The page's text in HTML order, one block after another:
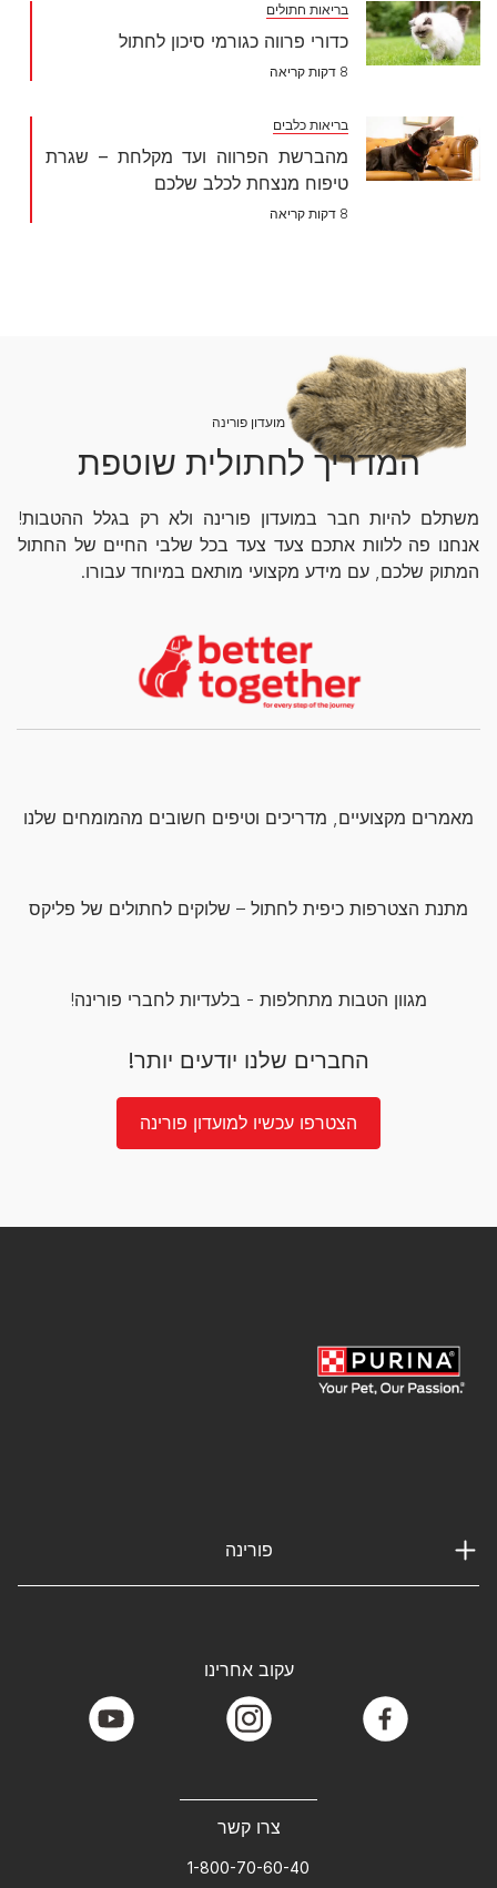
בריאות חתולים
כדורי פרווה כגורמי סיכון לחתול
8 דקות קריאה
בריאות כלבים
מהברשת הפרווה ועד מקלחת – שגרת
טיפוח מנצחת לכלב שלכם
8 דקות קריאה
מועדון פורינה
המדריך לחתולית שוטפת
משתלם להיות חבר במועדון פורינה ולא רק בגלל ההטבות!
אנחנו פה ללוות אתכם צעד צעד בכל שלבי החיים של החתול
המתוק שלכם, עם מידע מקצועי מותאם במיוחד עבורו.
מאמרים מקצועיים, מדריכים וטיפים חשובים מהמומחים שלנו
מתנת הצטרפות כיפית לחתול – שלוקים לחתולים של פליקס
מגוון הטבות מתחלפות - בלעדיות לחברי פורינה!
החברים שלנו יודעים יותר!
הצטרפו עכשיו למועדון פורינה
פורינה
צרו קשר
1-800-70-60-40
עקוב אחרינו
facebook
instagram
youtube